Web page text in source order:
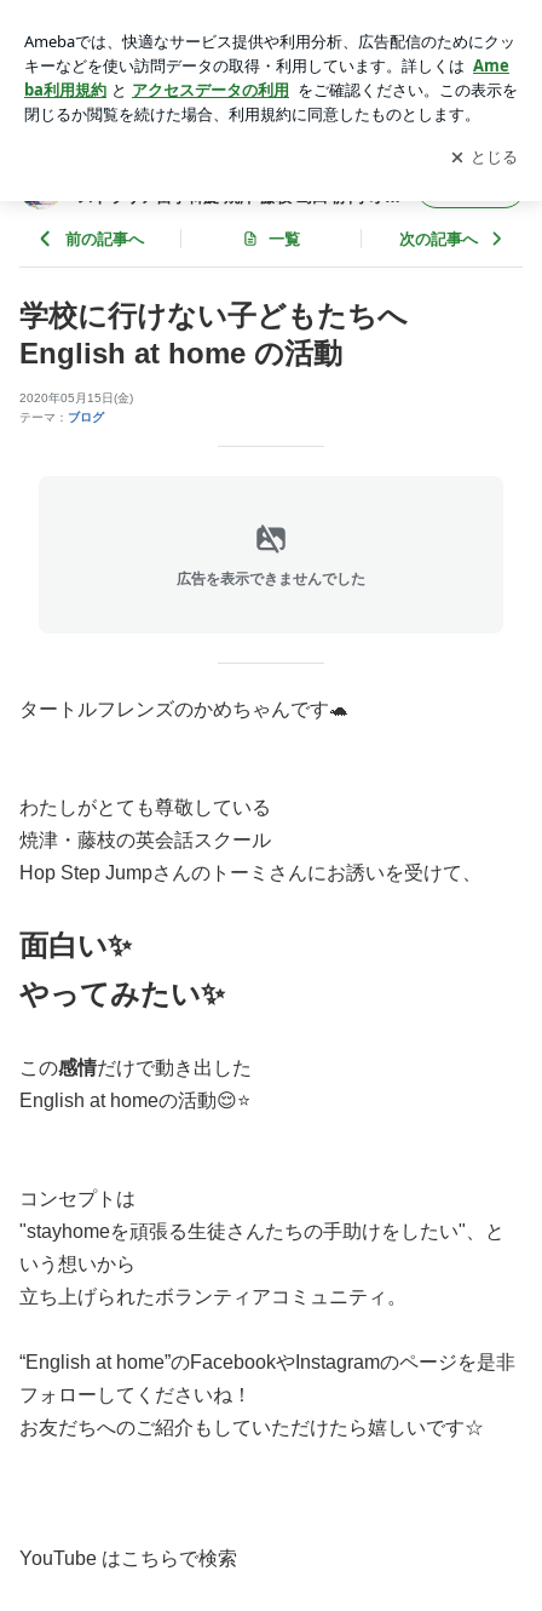
トルフレンズ 体験型英会話スクール オーストラリア留学斡旋
焼津 藤枝 島田 静岡 オーストラリア かめちゃん
アプリをダウンロードして ブログの更新通知
を受け取りまし
ょう。
開く
ストラリア留学斡旋 焼津 藤枝 島田 静岡 オー
前の記事へ 一覧 次の記事へ
学校に行けない子どもたちへ
English at home の活動
2020年05月15日(金)
テーマ： ブログ
広告を表示できませんでした
タートルフレンズのかめちゃんです🐢
わたしがとても尊敬している
焼津・藤枝の英会話スクール
Hop Step Jumpさんのトーミさんにお誘いを受けて、
面白い✨
やってみたい✨
この感情だけで動き出した
English at homeの活動😌⭐️
コンセプトは
"stayhomeを頑張る生徒さんたちの手助けをしたい"、と
いう想いから
立ち上げられたボランティアコミュニティ。
“English at home”のFacebookや Instagramのページを是非
フォローしてくださいね！
お友だちへのご紹介もしていただけたら嬉しいです☆
YouTube はこちらで検索